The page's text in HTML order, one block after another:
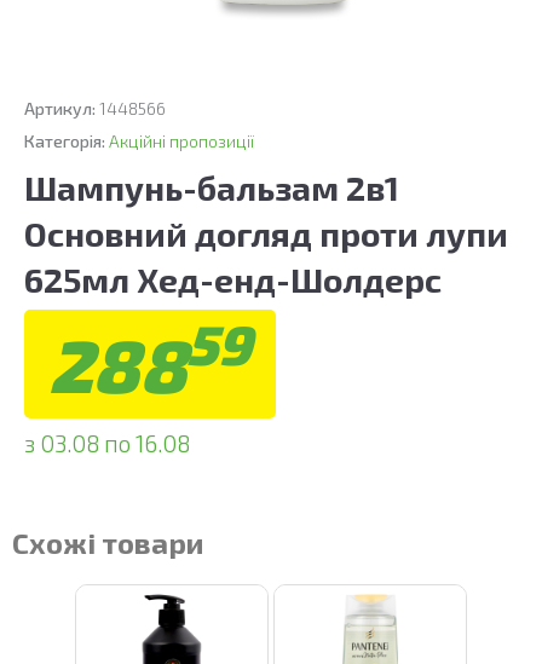
Артикул: 1448566
Категорія: Акційні пропозиції
Шампунь-бальзам 2в1
Основний догляд проти лупи
625мл Хед-енд-Шолдерс
28859
з 03.08 по 16.08
Схожі товари